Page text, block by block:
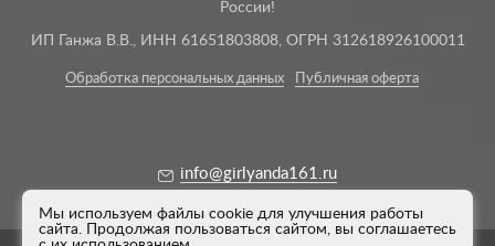
России!
ИП Ганжа В.В., ИНН 61651803808, ОГРН 312618926100011
Обработка персональных данных Публичная оферта
info@girlyanda161.ru
Мы используем файлы cookie для улучшения работы
сайта. Продолжая пользоваться сайтом, вы соглашаетесь